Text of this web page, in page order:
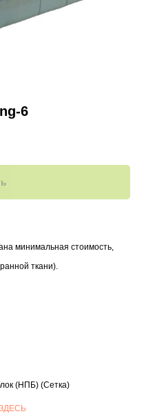
6
минимальная стоимость,
ткани).
(НПБ) (Сетка)
ЗДЕСЬ